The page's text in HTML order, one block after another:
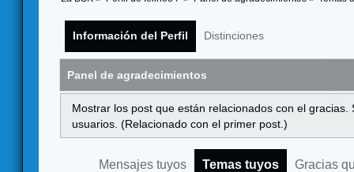
Información del Perfil Distinciones
Panel de agradecimientos
Mostrar los post que están relacionados con el
usuarios. (Relacionado con el primer post.)
Mensajes tuyos Temas tuyos Gracias